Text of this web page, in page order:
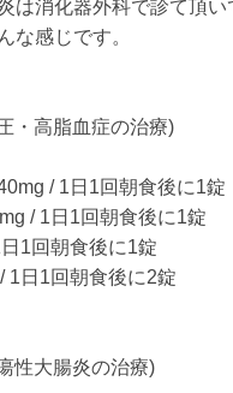
は消化器外科で診て頂
な感じです。
・高脂血症の治療)
/ 1日1回朝食後に1錠
/ 1日1回朝食後に1錠
1回朝食後に1錠
1日1回朝食後に2錠
性大腸炎の治療)